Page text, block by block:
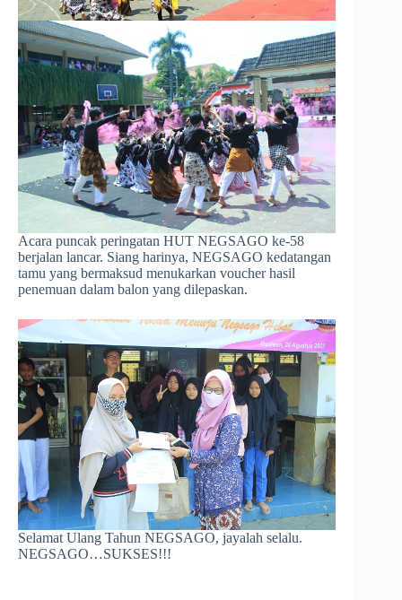
Acara puncak peringatan HUT NEGSAGO ke-58
berjalan lancar. Siang harinya, NEGSAGO kedatangan
tamu yang bermaksud menukarkan voucher hasil
penemuan dalam balon yang dilepaskan.
Selamat Ulang Tahun NEGSAGO, jayalah selalu.
NEGSAGO…SUKSES!!!